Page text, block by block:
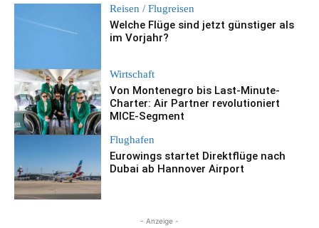
Reisen / Flugreisen
Welche Flüge sind jetzt günstiger als
im Vorjahr?
Wirtschaft
Von Montenegro bis Last-Minute-
Charter: Air Partner revolutioniert
MICE-Segment
Flughafen
Eurowings startet Direktflüge nach
Dubai ab Hannover Airport
- Anzeige -